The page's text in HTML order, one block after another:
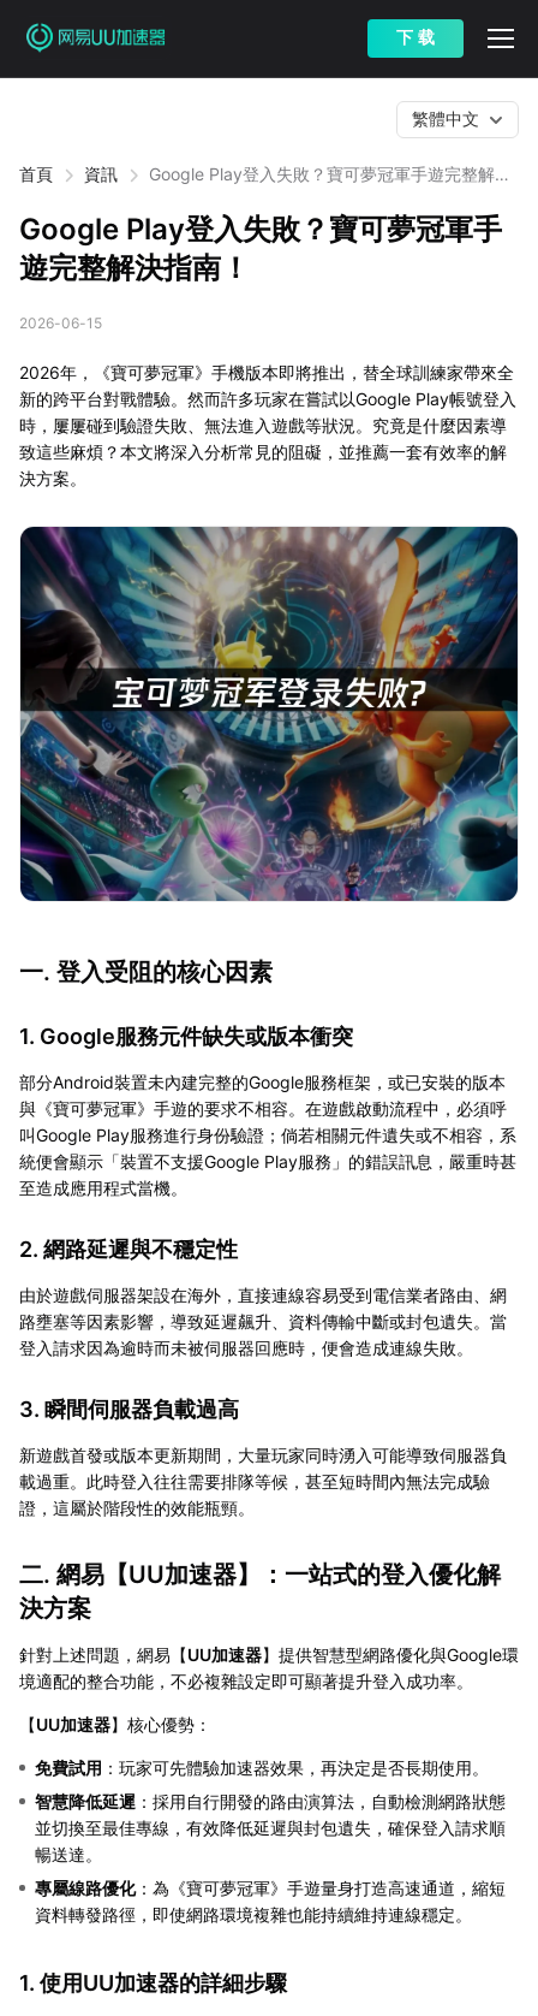
下 载
首頁 資訊
Google Play登入失敗？寶可夢冠軍手遊完整解決
繁體中文
Google Play登入失敗？寶可夢冠軍手
遊完整解決指南！
2026-06-15
2026年，《寶可夢冠軍》手機版本即將推出，替全球訓練家帶來全
新的跨平台對戰體驗。然而許多玩家在嘗試以Google Play帳號登入
時，屢屢碰到驗證失敗、無法進入遊戲等狀況。究竟是什麼因素導
致這些麻煩？本文將深入分析常見的阻礙，並推薦一套有效率的解
決方案。
一. 登入受阻的核心因素
1. Google服務元件缺失或版本衝突
部分Android裝置未內建完整的Google服務框架，或已安裝的版本
與《寶可夢冠軍》手遊的要求不相容。在遊戲啟動流程中，必須呼
叫Google Play服務進行身份驗證；倘若相關元件遺失或不相容，系
統便會顯示「裝置不支援Google Play服務」的錯誤訊息，嚴重時甚
至造成應用程式當機。
2. 網路延遲與不穩定性
由於遊戲伺服器架設在海外，直接連線容易受到電信業者路由、網
路壅塞等因素影響，導致延遲飆升、資料傳輸中斷或封包遺失。當
登入請求因為逾時而未被伺服器回應時，便會造成連線失敗。
3. 瞬間伺服器負載過高
新遊戲首發或版本更新期間，大量玩家同時湧入可能導致伺服器負
載過重。此時登入往往需要排隊等候，甚至短時間內無法完成驗
證，這屬於階段性的效能瓶頸。
二. 網易【UU加速器】：一站式的登入優化解
決方案
針對上述問題，網易【UU加速器】提供智慧型網路優化與Google環
境適配的整合功能，不必複雜設定即可顯著提升登入成功率。
【UU加速器】核心優勢：
免費試用 ：玩家可先體驗加速器效果，再決定是否長期使用。
智慧降低延遲 ：採用自行開發的路由演算法，自動檢測網路狀態
並切換至最佳專線，有效降低延遲與封包遺失，確保登入請求順
暢送達。
專屬線路優化：為《寶可夢冠軍》手遊量身打造高速通道，縮短
資料轉發路徑，即使網路環境複雜也能持續維持連線穩定。
1. 使用UU加速器的詳細步驟